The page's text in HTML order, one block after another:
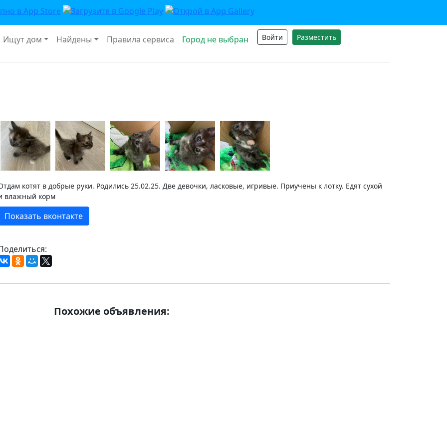
Ищут дом Найдены Правила сервиса Город не выбран Войти Разместить
котят в добрые руки. Родились 25.02.25. Две девочки, ласковые, игривые. Приучены к лотку. Едят сухой
влажный корм
Показать вконтакте
Похожие объявления: